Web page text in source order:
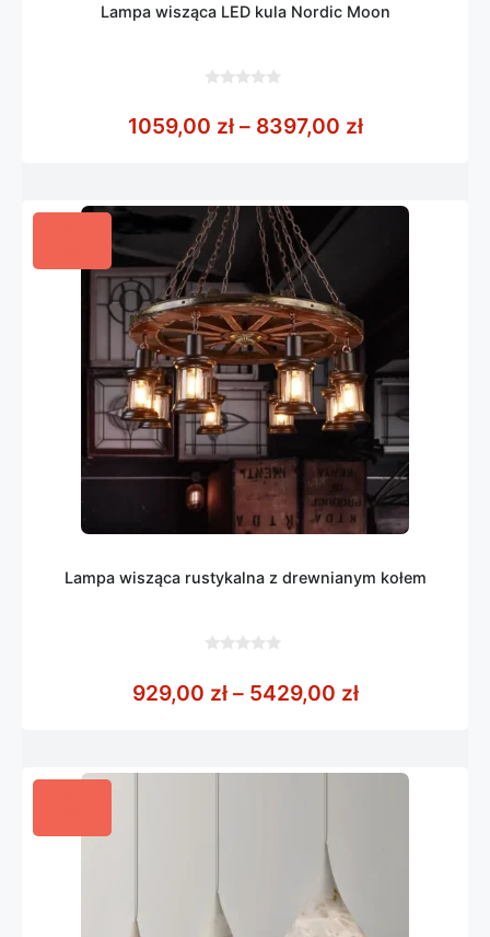
Lampa wisząca LED kula Nordic Moon
5
1059,00 zł – 8397,00 złZakres cen:
Lampa wisząca rustykalna z drewnianym kołem
5
929,00 zł – 5429,00 złZakres cen: